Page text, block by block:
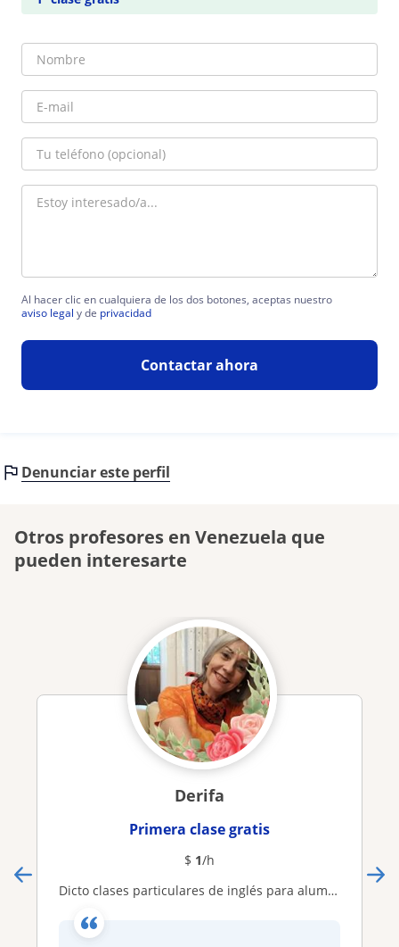
Al hacer clic en cualquiera de los dos botones, aceptas nuestro
aviso legal y de privacidad
Contactar ahora
Denunciar este perfil
Otros profesores en Venezuela que
pueden interesarte
Derifa
Primera clase gratis
$ 1/h
Dicto clases particulares de inglés para alumnos de bachillerato o para quienes quieran comunicarse con el idioma